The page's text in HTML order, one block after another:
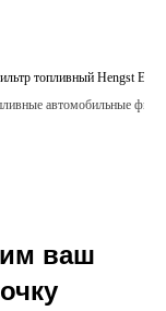
топливный Hengst
автомобильные
ваш